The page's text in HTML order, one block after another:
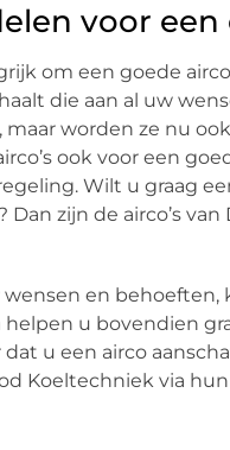
voor
om een goede
die aan al uw
worden ze nu
ook voor een
Wilt u graag
zijn de airco’s
en
u bovendien
u een airco
Koeltechniek via